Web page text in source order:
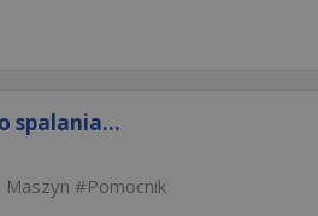
spalania...
Maszyn
Pomocnik